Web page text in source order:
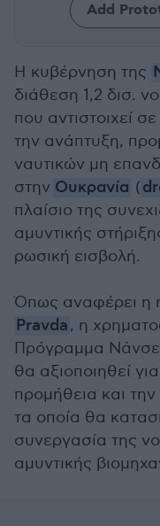
Add
Η κυβέρνηση της
διάθεση 1,2 δισ.
που αντιστοιχεί
την ανάπτυξη,
ναυτικών μη
στην Ουκρανία (
πλαίσιο της
αμυντικής
ρωσική εισβολή.
Όπως αναφέρει η
Pravda, η
Πρόγραμμα
θα αξιοποιηθεί
προμήθεια και
τα οποία θα
συνεργασία της
αμυντικής